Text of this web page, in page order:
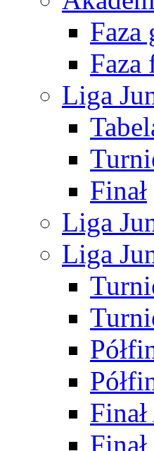
Faza
Faza
Liga
Finał
Liga
Liga